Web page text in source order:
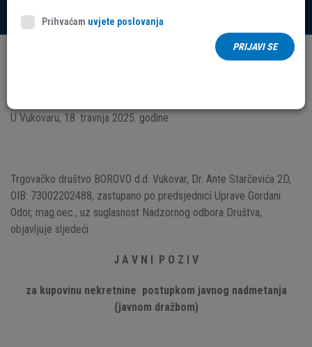
U Vukovaru, 18. travnja 2025. godine
Trgovačko društvo BOROVO d.d. Vukovar, Dr. Ante Starčevića 2D,
OIB: 73002202488, zastupano po predsjednici Uprave Gordani
Odor, mag.oec., uz suglasnost Nadzornog odbora Društva,
objavljuje sljedeći
J A V N I P O Z I V
za kupovinu nekretnine postupkom javnog nadmetanja
(javnom dražbom)
Prihvaćam uvjete poslovanja
PRIJAVI SE